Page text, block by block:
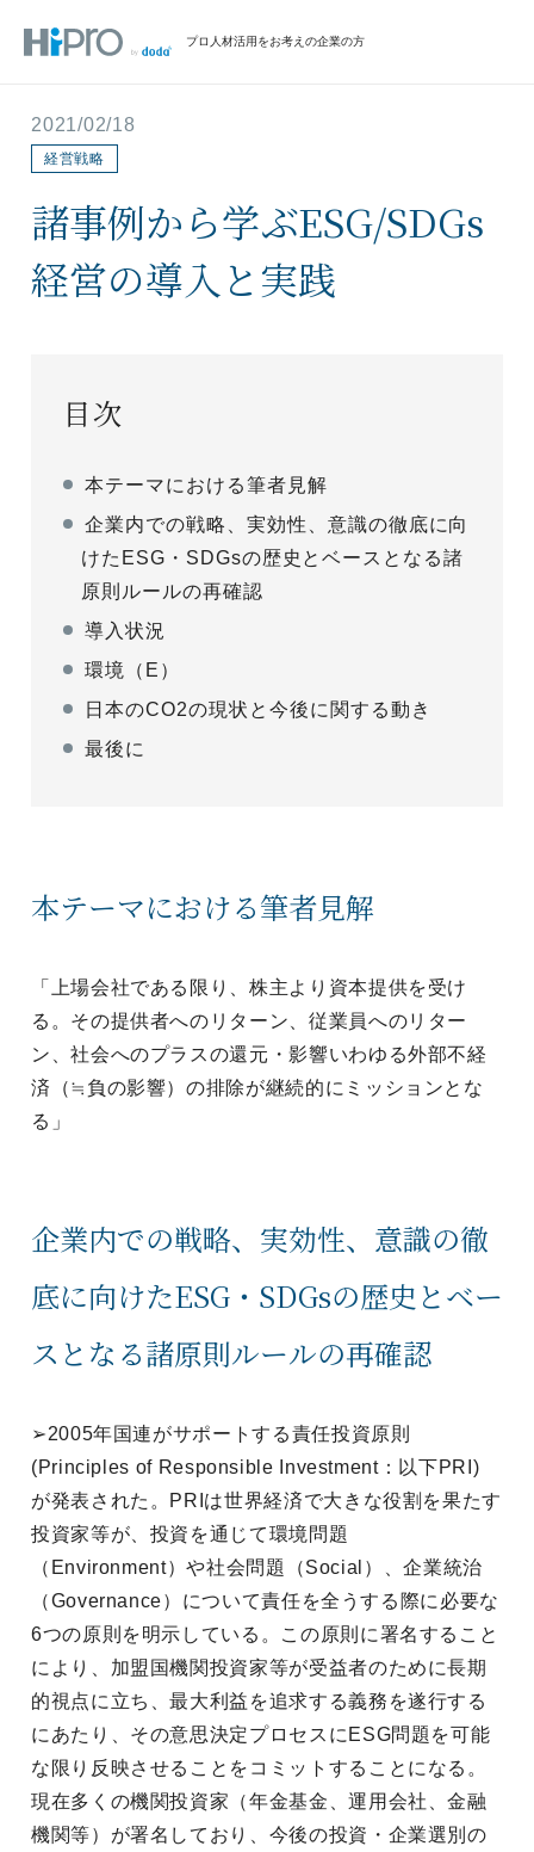
プロ人材活用をお考えの企業の方
2021/02/18
経営戦略
諸事例から学ぶESG/SDGs
経営の導入と実践
目次
本テーマにおける筆者見解
企業内での戦略、実効性、意識の徹底に向
けたESG・SDGsの歴史とベースとなる諸
原則ルールの再確認
導入状況
環境（E）
日本のCO2の現状と今後に関する動き
最後に
本テーマにおける筆者見解
「上場会社である限り、株主より資本提供を受け
る。その提供者へのリターン、従業員へのリター
ン、社会へのプラスの還元・影響いわゆる外部不経
済（≒負の影響）の排除が継続的にミッションとな
る」
企業内での戦略、実効性、意識の徹
底に向けたESG・SDGsの歴史とベー
スとなる諸原則ルールの再確認
➢2005年国連がサポートする責任投資原則
(Principles of Responsible Investment：以下PRI)
が発表された。PRIは世界経済で大きな役割を果たす
投資家等が、投資を通じて環境問題
（Environment）や社会問題（Social）、企業統治
（Governance）について責任を全うする際に必要な
6つの原則を明示している。この原則に署名すること
により、加盟国機関投資家等が受益者のために長期
的視点に立ち、最大利益を追求する義務を遂行する
にあたり、その意思決定プロセスにESG問題を可能
な限り反映させることをコミットすることになる。
現在多くの機関投資家（年金基金、運用会社、金融
機関等）が署名しており、今後の投資・企業選別の